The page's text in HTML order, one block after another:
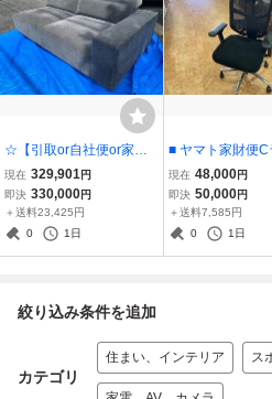
☆【引取or自社便or家財
便配送】ボーコンセプト
ハンプトン2Pソファ 右肘
掛 BoConcept Hampton 2
p Sofa 売場並行販売品☆
現在 329,901円
即決 330,000円
＋送料23,425円
0
1日
■ ヤマト家財便C
送 エルゴヒュー
OY ハイタイプ オ
チェア 中古品 ■
現在 48,000円
即決 50,000円
＋送料7,585円
0
1日
絞り込み条件を追加
カテゴリ
住まい、インテリア ス